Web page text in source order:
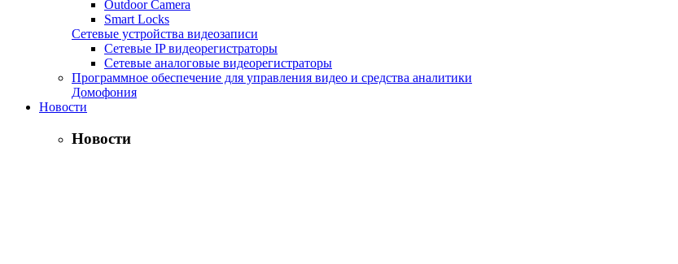
Outdoor Camera
Smart Locks
Сетевые устройства видеозаписи
Сетевые IP видеорегистраторы
Сетевые аналоговые видеорегистраторы
Программное обеспечение для управления видео и средства аналитики
Домофония
Новости
Новости